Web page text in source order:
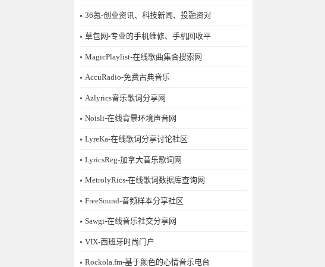
36氪-创业资讯、科技新闻、投融资对
草包网-专业的手机维修、手机回收平
MagicPlaylist-在线歌曲集合搜索网
AccuRadio-免费古典音乐
Azlyrics音乐歌词分享网
Noisli-在线背景环境声音网
LyreKa-在线歌词分享讨论社区
LyricsReg-加拿大音乐歌词网
MetrolyRics-在线歌词数据库查询网
FreeSound-音频样本分享社区
Sawgi-在线音乐社交分享网
​VIX-西班牙时尚门户
Rockola.fm-基于颜色的心情音乐电台